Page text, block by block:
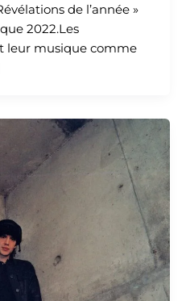
de l’année »
2022.Les
leur musique comme